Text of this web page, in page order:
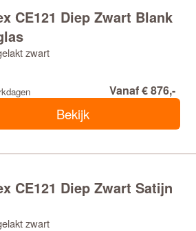
CE121 Diep Zwart Blank
zwart
Vanaf € 876,-
Bekijk
CE121 Diep Zwart Satijn
zwart